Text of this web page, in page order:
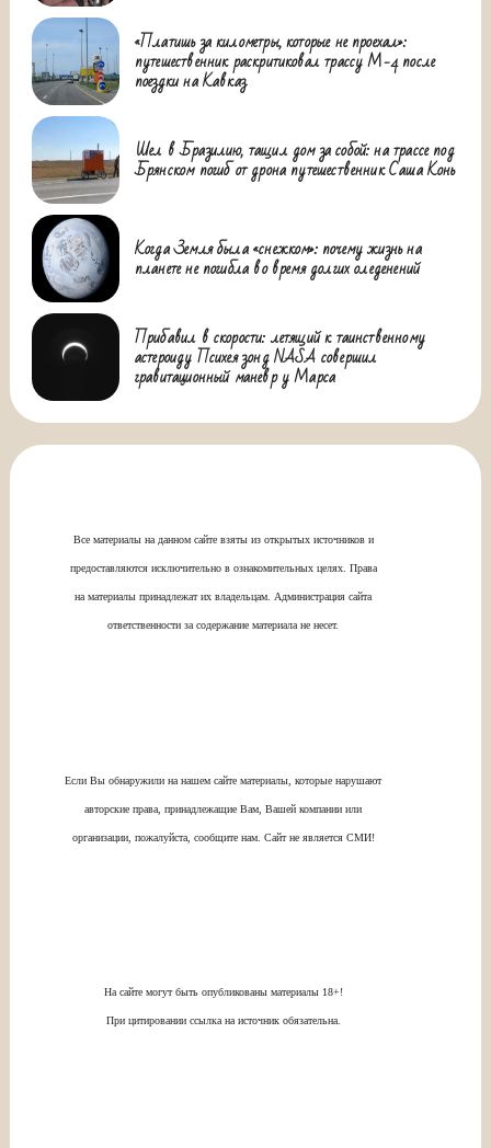
«Платишь за километры, которые не проехал»:
путешественник раскритиковал трассу М-4 после
поездки на Кавказ
Шел в Бразилию, тащил дом за собой: на трассе под
Брянском погиб от дрона путешественник Саша Конь
Когда Земля была «снежком»: почему жизнь на
планете не погибла во время долгих оледенений
Прибавил в скорости: летящий к таинственному
астероиду Психея зонд NASA совершил
гравитационный маневр у Марса
Все материалы на данном сайте взяты из открытых источников и
предоставляются исключительно в ознакомительных целях. Права
на материалы принадлежат их владельцам. Администрация сайта
ответственности за содержание материала не несет.
Если Вы обнаружили на нашем сайте материалы, которые нарушают
авторские права, принадлежащие Вам, Вашей компании или
организации, пожалуйста, сообщите нам. Сайт не является СМИ!
На сайте могут быть опубликованы материалы 18+!
При цитировании ссылка на источник обязательна.